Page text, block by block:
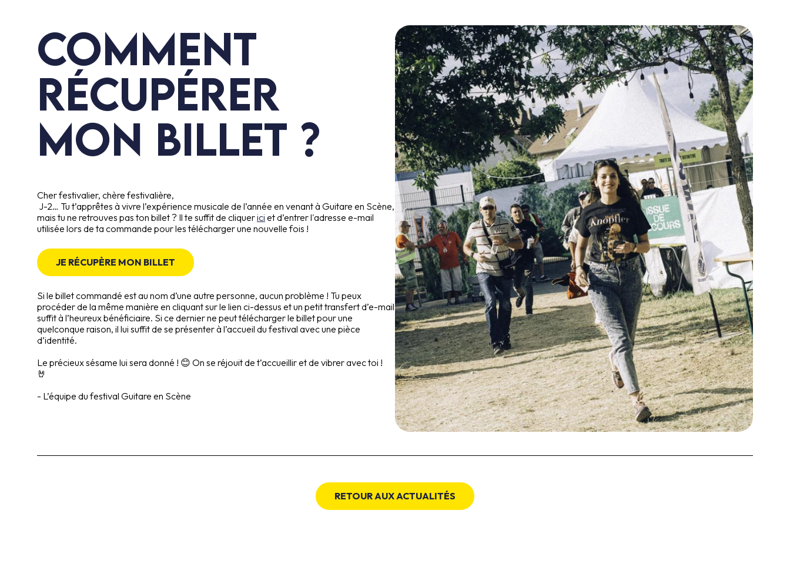
Comment
récupérer
Mon billet ?
Cher festivalier, chère festivalière,
J-2… Tu t’apprêtes à vivre l’expérience musicale de l’année en venant à Guitare en Scène,
mais tu ne retrouves pas ton billet ? Il te suffit de cliquerici et d’entrer l'adresse e-mail
utilisée lors de ta commande pour les télécharger une nouvelle fois !
JE RÉCUPÈRE MON BILLET
Si le billet commandé est au nom d’une autre personne, aucun problème ! Tu peux
procéder de la même manière en cliquant sur le lien ci-dessus et un petit transfert d’e-mail
suffit à l’heureux bénéficiaire. Si ce dernier ne peut télécharger le billet pour une
quelconque raison, il lui suffit de se présenter à l’accueil du festival avec une pièce
d’identité.
Le précieux sésame lui sera donné ! 😊 On se réjouit de t’accueillir et de vibrer avec toi !
🤘
- L’équipe du festival Guitare en Scène
RETOUR AUX ACTUALITÉS